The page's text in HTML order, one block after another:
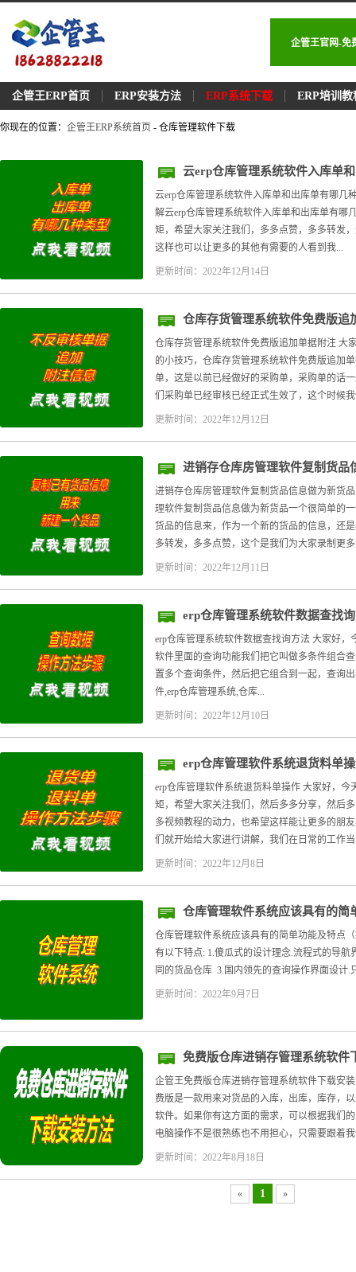
企管王官网-免
企管王ERP首页 ERP安装方法 ERP系统下载 ERP培训教
你现在的位置： 企管王ERP系统首页 - 仓库管理软件下载
云erp仓库管理系统软件入库单
云erp仓库管理系统软件入库单和出库单有哪几
解云erp仓库管理系统软件入库单和出库单有哪
矩，希望大家关注我们，多多点赞，多多转发
这样也可以让更多的其他有需要的人看到我...
更新时间：2022年12月14日
仓库存货管理系统软件免费版追
仓库存货管理系统软件免费版追加单据附注 大
的小技巧，仓库存货管理系统软件免费版追加
单，这是以前已经做好的采购单，采购单的话
们采购单已经审核已经正式生效了，这个时候
更新时间：2022年12月12日
进销存仓库房管理软件复制货品
进销存仓库房管理软件复制货品信息做为新货
理软件复制货品信息做为新货品一个很简单的
货品的信息来，作为一个新的货品的信息，还
多转发，多多点赞，这个是我们为大家录制更
更新时间：2022年12月11日
erp仓库管理系统软件数据查找
erp仓库管理系统软件数据查找询方法 大家好
软件里面的查询功能我们把它叫做多条件组合
置多个查询条件，然后把它组合到一起，查询
件,erp仓库管理系统,仓库...
更新时间：2022年12月10日
erp仓库管理软件系统退货料单
erp仓库管理软件系统退货料单操作 大家好，
矩，希望大家关注我们，然后多多分享，然后
多视频教程的动力，也希望这样能让更多的朋
们就开始给大家进行讲解，我们在日常的工作
更新时间：2022年12月8日
仓库管理软件系统应该具有的简
地址
仓库管理软件系统应该具有的简单功能及特点
有以下特点: 1.傻瓜式的设计理念.流程式的导
同的货品仓库 3.国内领先的查询操作界面设计.
更新时间：2022年9月7日
免费版仓库进销存管理系统软件
企管王免费版仓库进销存管理系统软件下载安
费版是一款用来对货品的入库，出库，库存，
软件。如果你有这方面的需求，可以根据我们
电脑操作不是很熟练也不用担心，只需要跟着
更新时间：2022年8月18日
« 1 »